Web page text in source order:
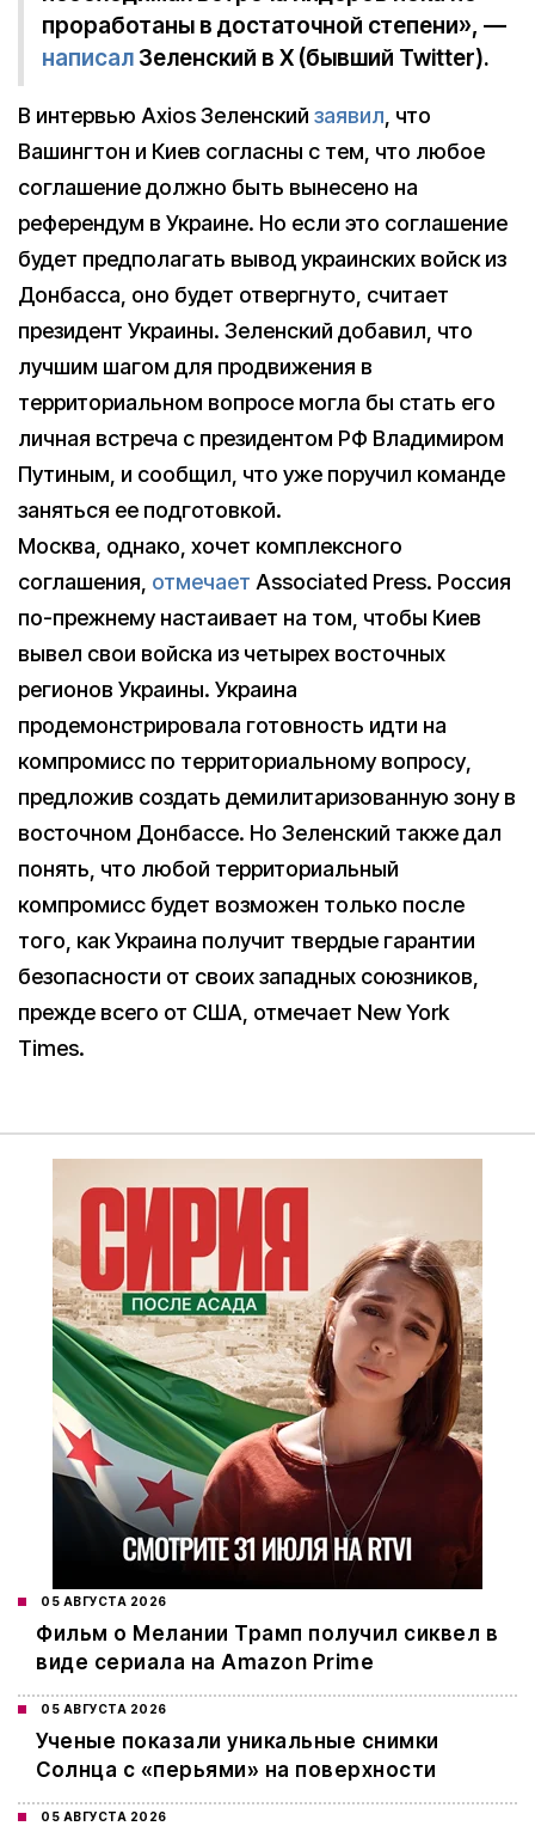
проработаны в достаточной степени», —
написал Зеленский в X (бывший Twitter).
В интервью Axios Зеленский заявил, что
Вашингтон и Киев согласны с тем, что любое
соглашение должно быть вынесено на
референдум в Украине. Но если это соглашение
будет предполагать вывод украинских войск из
Донбасса, оно будет отвергнуто, считает
президент Украины. Зеленский добавил, что
лучшим шагом для продвижения в
территориальном вопросе могла бы стать его
личная встреча с президентом РФ Владимиром
Путиным, и сообщил, что уже поручил команде
заняться ее подготовкой.
Москва, однако, хочет комплексного
соглашения, отмечает Associated Press. Россия
по-прежнему настаивает на том, чтобы Киев
вывел свои войска из четырех восточных
регионов Украины. Украина
продемонстрировала готовность идти на
компромисс по территориальному вопросу,
предложив создать демилитаризованную зону в
восточном Донбассе. Но Зеленский также дал
понять, что любой территориальный
компромисс будет возможен только после
того, как Украина получит твердые гарантии
безопасности от своих западных союзников,
прежде всего от США, отмечает New York
Times.
05 АВГУСТА 2026
Фильм о Мелании Трамп получил сиквел в
виде сериала на Amazon Prime
05 АВГУСТА 2026
Ученые показали уникальные снимки
Солнца с «перьями» на поверхности
05 АВГУСТА 2026